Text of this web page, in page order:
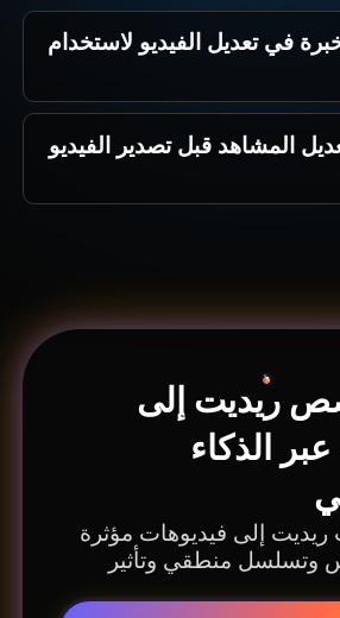
نعم، يدعم MagicLight AI المقاطع القصيرة
ويمكنك استخدام نفس نظام
قناتك المتنوعة.
في تعديل الفيديو لاستخدام
لا تحتاج، يسهل MagicLight AI البدء من جملة أو
دون الحاجة لخبرة كبيرة في
المشاهد قبل تصدير الفيديو
ريديت إلى
الذكاء
إلى فيديوهات مؤثرة
وتسلسل منطقي وتأثير